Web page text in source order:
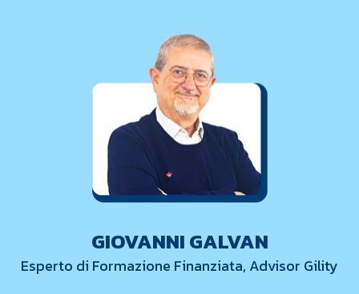
GIOVANNI GALVAN
Esperto di Formazione Finanziata, Advisor Gility